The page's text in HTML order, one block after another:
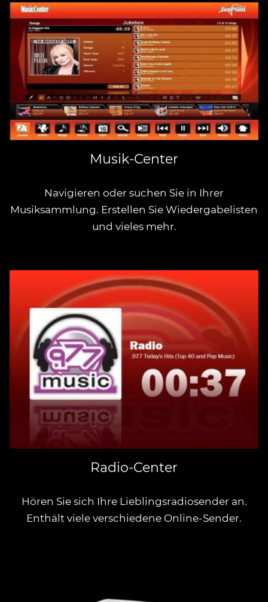
Musik-Center
Navigieren oder suchen Sie in Ihrer
Musiksammlung. Erstellen Sie Wiedergabelisten
und vieles mehr.
Radio-Center
Hören Sie sich Ihre Lieblingsradiosender an.
Enthält viele verschiedene Online-Sender.